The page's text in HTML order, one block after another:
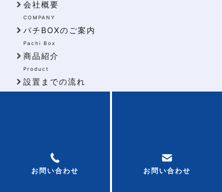
お問い合わせ お問い合わせ
会社概要
COMPANY
パチBOXのご案内
Pachi Box
商品紹介
Product
設置までの流れ
〒486-0945
愛知県春日井市勝川町10丁目3-3